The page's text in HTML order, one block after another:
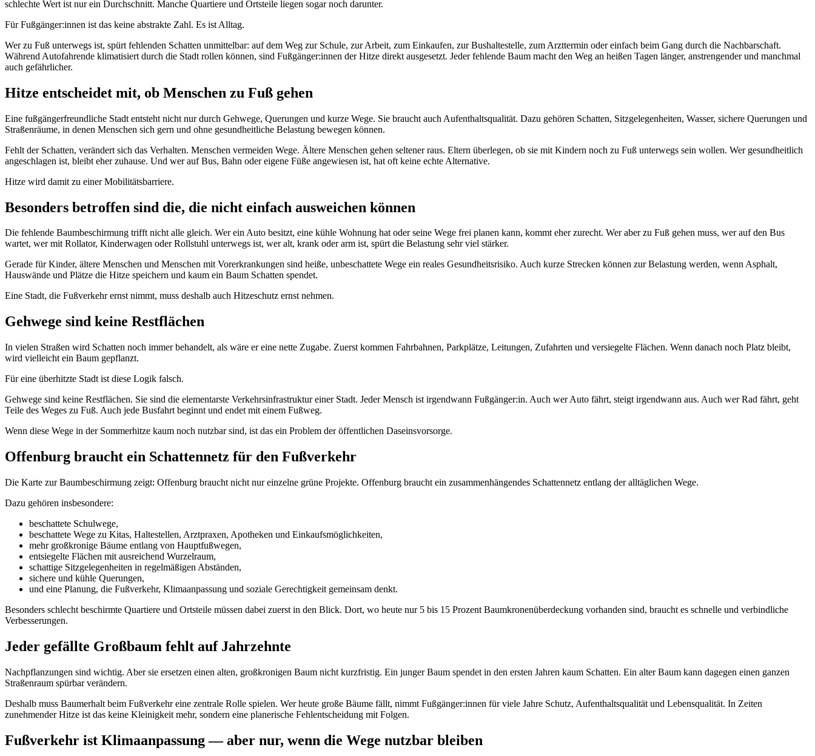
schlechte Wert ist nur ein Durchschnitt. Manche Quartiere und Ortsteile liegen sogar noch darunter.
Für Fußgänger:innen ist das keine abstrakte Zahl. Es ist Alltag.
Wer zu Fuß unterwegs ist, spürt fehlenden Schatten unmittelbar: auf dem Weg zur Schule, zur Arbeit, zum Einkaufen, zur Bushaltestelle, zum Arzttermin oder einfach beim Gang durch die Nachbarschaft.
Während Autofahrende klimatisiert durch die Stadt rollen können, sind Fußgänger:innen der Hitze direkt ausgesetzt. Jeder fehlende Baum macht den Weg an heißen Tagen länger, anstrengender und manchmal
auch gefährlicher.
Hitze entscheidet mit, ob Menschen zu Fuß gehen
Eine fußgängerfreundliche Stadt entsteht nicht nur durch Gehwege, Querungen und kurze Wege. Sie braucht auch Aufenthaltsqualität. Dazu gehören Schatten, Sitzgelegenheiten, Wasser, sichere Querungen und
Straßenräume, in denen Menschen sich gern und ohne gesundheitliche Belastung bewegen können.
Fehlt der Schatten, verändert sich das Verhalten. Menschen vermeiden Wege. Ältere Menschen gehen seltener raus. Eltern überlegen, ob sie mit Kindern noch zu Fuß unterwegs sein wollen. Wer gesundheitlich
angeschlagen ist, bleibt eher zuhause. Und wer auf Bus, Bahn oder eigene Füße angewiesen ist, hat oft keine echte Alternative.
Hitze wird damit zu einer Mobilitätsbarriere.
Besonders betroffen sind die, die nicht einfach ausweichen können
Die fehlende Baumbeschirmung trifft nicht alle gleich. Wer ein Auto besitzt, eine kühle Wohnung hat oder seine Wege frei planen kann, kommt eher zurecht. Wer aber zu Fuß gehen muss, wer auf den Bus
wartet, wer mit Rollator, Kinderwagen oder Rollstuhl unterwegs ist, wer alt, krank oder arm ist, spürt die Belastung sehr viel stärker.
Gerade für Kinder, ältere Menschen und Menschen mit Vorerkrankungen sind heiße, unbeschattete Wege ein reales Gesundheitsrisiko. Auch kurze Strecken können zur Belastung werden, wenn Asphalt,
Hauswände und Plätze die Hitze speichern und kaum ein Baum Schatten spendet.
Eine Stadt, die Fußverkehr ernst nimmt, muss deshalb auch Hitzeschutz ernst nehmen.
Gehwege sind keine Restflächen
In vielen Straßen wird Schatten noch immer behandelt, als wäre er eine nette Zugabe. Zuerst kommen Fahrbahnen, Parkplätze, Leitungen, Zufahrten und versiegelte Flächen. Wenn danach noch Platz bleibt,
wird vielleicht ein Baum gepflanzt.
Für eine überhitzte Stadt ist diese Logik falsch.
Gehwege sind keine Restflächen. Sie sind die elementarste Verkehrsinfrastruktur einer Stadt. Jeder Mensch ist irgendwann Fußgänger:in. Auch wer Auto fährt, steigt irgendwann aus. Auch wer Rad fährt, geht
Teile des Weges zu Fuß. Auch jede Busfahrt beginnt und endet mit einem Fußweg.
Wenn diese Wege in der Sommerhitze kaum noch nutzbar sind, ist das ein Problem der öffentlichen Daseinsvorsorge.
Offenburg braucht ein Schattennetz für den Fußverkehr
Die Karte zur Baumbeschirmung zeigt: Offenburg braucht nicht nur einzelne grüne Projekte. Offenburg braucht ein zusammenhängendes Schattennetz entlang der alltäglichen Wege.
Dazu gehören insbesondere:
beschattete Schulwege,
beschattete Wege zu Kitas, Haltestellen, Arztpraxen, Apotheken und Einkaufsmöglichkeiten,
mehr großkronige Bäume entlang von Hauptfußwegen,
entsiegelte Flächen mit ausreichend Wurzelraum,
schattige Sitzgelegenheiten in regelmäßigen Abständen,
sichere und kühle Querungen,
und eine Planung, die Fußverkehr, Klimaanpassung und soziale Gerechtigkeit gemeinsam denkt.
Besonders schlecht beschirmte Quartiere und Ortsteile müssen dabei zuerst in den Blick. Dort, wo heute nur 5 bis 15 Prozent Baumkronenüberdeckung vorhanden sind, braucht es schnelle und verbindliche
Verbesserungen.
Jeder gefällte Großbaum fehlt auf Jahrzehnte
Nachpflanzungen sind wichtig. Aber sie ersetzen einen alten, großkronigen Baum nicht kurzfristig. Ein junger Baum spendet in den ersten Jahren kaum Schatten. Ein alter Baum kann dagegen einen ganzen
Straßenraum spürbar verändern.
Deshalb muss Baumerhalt beim Fußverkehr eine zentrale Rolle spielen. Wer heute große Bäume fällt, nimmt Fußgänger:innen für viele Jahre Schutz, Aufenthaltsqualität und Lebensqualität. In Zeiten
zunehmender Hitze ist das keine Kleinigkeit mehr, sondern eine planerische Fehlentscheidung mit Folgen.
Fußverkehr ist Klimaanpassung — aber nur, wenn die Wege nutzbar bleiben